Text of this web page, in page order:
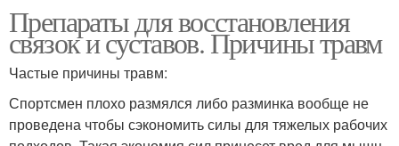
Препараты для восстановления
связок и суставов. Причины травм
Частые причины травм:
Спортсмен плохо размялся либо разминка вообще не
проведена чтобы сэкономить силы для тяжелых рабочих